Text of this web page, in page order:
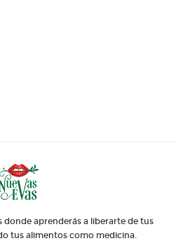
donde aprenderás a liberarte de tus
tus alimentos como medicina.